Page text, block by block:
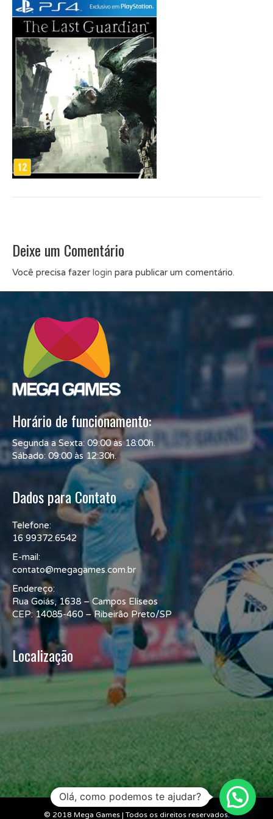
Deixe um Comentário
Você precisa fazer login para publicar um comentário.
Horário de funcionamento:
Segunda a Sexta: 09:00 às 18:00h.
Sábado: 09:00 às 12:30h.
Dados para Contato
Telefone:
16 99372.6542
E-mail:
contato@megagames.com.br
Endereço:
Rua Goiás, 1638 – Campos Elíseos
CEP: 14085-460 – Ribeirão Preto/SP
Localização
© 2018 Mega Games | Todos os direitos reservados.
Olá, como podemos te ajudar?